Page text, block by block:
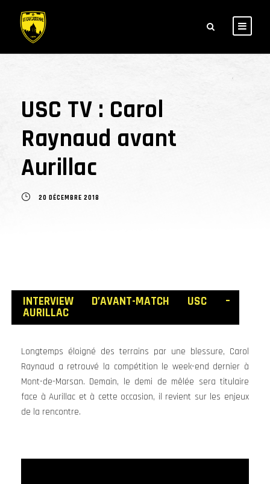
USC TV : Carol
Raynaud avant
Aurillac
20 DÉCEMBRE 2018
INTERVIEW D’AVANT-MATCH USC –
AURILLAC
Longtemps éloigné des terrains par une blessure, Carol
Raynaud a retrouvé la compétition le week-end dernier à
Mont-de-Marsan. Demain, le demi de mêlée sera titulaire
face à Aurillac et à cette occasion, il revient sur les enjeux
de la rencontre.